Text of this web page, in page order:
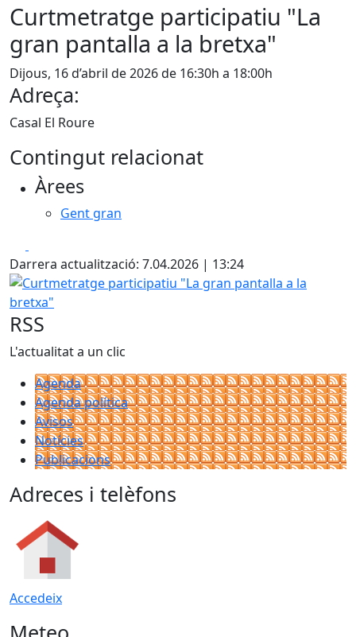
Curtmetratge participatiu "La
gran pantalla a la bretxa"
Dijous, 16 d’abril de 2026 de 16:30h a 18:00h
Adreça:
Casal El Roure
Contingut relacionat
Àrees
Gent gran
Darrera actualització: 7.04.2026 | 13:24
Curtmetratge participatiu "La gran pantalla a la bretxa"
RSS
L'actualitat a un clic
Agenda
Agenda política
Avisos
Notícies
Publicacions
Adreces i telèfons
Accedeix